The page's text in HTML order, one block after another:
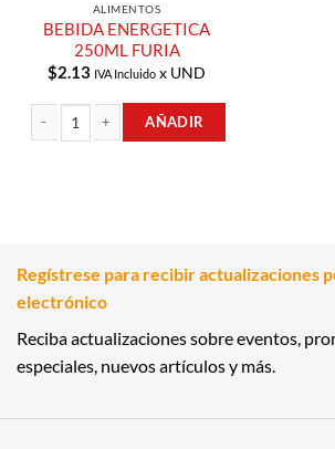
ALIMENTOS
BEBIDA ENERGETICA
250ML FURIA
$2.13 IVA Incluido x UND
AÑADIR
Regístrese para recibir actualizaciones
electrónico
Reciba actualizaciones sobre eventos,
especiales, nuevos artículos y más.